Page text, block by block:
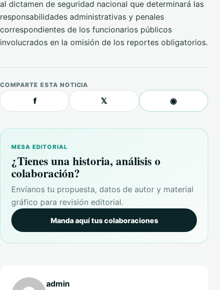
al dictamen de seguridad nacional que determinará las
responsabilidades administrativas y penales
correspondientes de los funcionarios públicos
involucrados en la omisión de los reportes obligatorios.
COMPARTE ESTA NOTICIA
f 𝕏 ◉
MESA EDITORIAL
¿Tienes una historia, análisis o
colaboración?
Envíanos tu propuesta, datos de autor y material
gráfico para revisión editorial.
Manda aquí tus colaboraciones
admin